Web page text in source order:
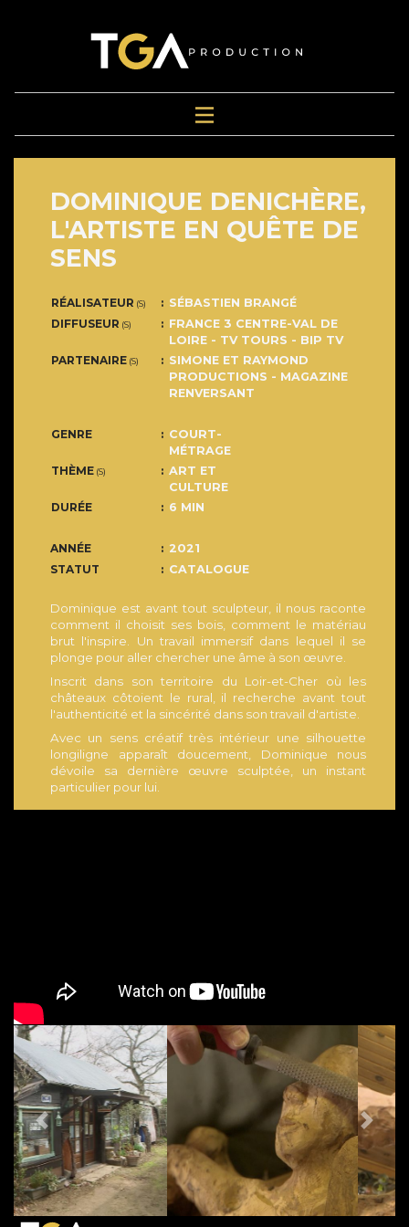
DOMINIQUE DENICHÈRE,
L'ARTISTE EN QUÊTE DE
SENS
RÉALISATEUR (S)
SÉBASTIEN BRANGÉ
DIFFUSEUR (S)
FRANCE 3 CENTRE-VAL DE
LOIRE - TV TOURS - BIP TV
PARTENAIRE (S)
SIMONE ET RAYMOND
PRODUCTIONS - MAGAZINE
RENVERSANT
GENRE
COURT-
MÉTRAGE
THÈME (S)
ART ET
CULTURE
DURÉE
6 MIN
ANNÉE
2021
STATUT
CATALOGUE
Dominique est avant tout sculpteur, il nous raconte
comment il choisit ses bois, comment le matériau
brut l'inspire. Un travail immersif dans lequel il se
plonge pour aller chercher une âme à son œuvre.
Inscrit dans son territoire du Loir-et-Cher où les
châteaux côtoient le rural, il recherche avant tout
l'authenticité et la sincérité dans son travail d'artiste.
Avec un sens créatif très intérieur une silhouette
longiligne apparaît doucement, Dominique nous
dévoile sa dernière œuvre sculptée, un instant
particulier pour lui.
PREVIOUS